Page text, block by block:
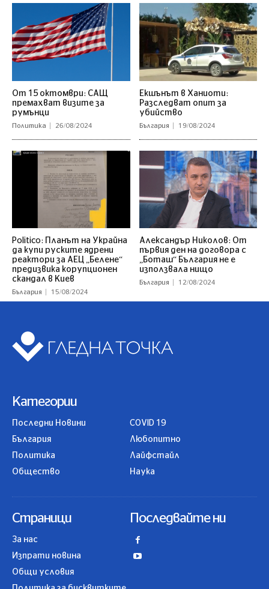
От 15 октомври: САЩ
премахват визите за
румънци
Политика 26/08/2024
Екшънът в Ханиоти:
Разследват опит за
убийство
България 19/08/2024
Politico: Планът на Украйна
да купи руските ядрени
реактори за АЕЦ „Белене“
предизвика корупционен
скандал в Киев
България 15/08/2024
Александър Николов: От
първия ден на договора с
„Боташ“ България не е
използвала нищо
България 12/08/2024
Категории
Последни Новини
България
Политика
Общество
COVID 19
Любопитно
Лайфстайл
Наука
Страници
За нас
Изпрати новина
Общи условия
Последвайте ни